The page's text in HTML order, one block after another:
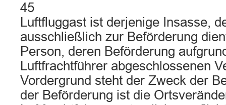
45
Luftfluggast ist derjenige Insasse,
ausschließlich zur Beförderung
Person, deren Beförderung
Luftfrachtführer abgeschlossenen
Vordergrund steht der Zweck der
der Beförderung ist die